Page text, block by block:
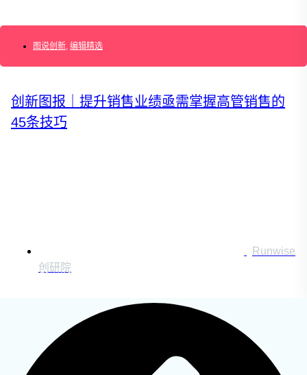
转型敏捷组织
培养创新能力
提升创新领导力
营销创新趋势报告
图说创新, 编辑精选
创新图报｜提升销售业绩亟需掌握高管销售的
45条技巧
Runwise
创研院